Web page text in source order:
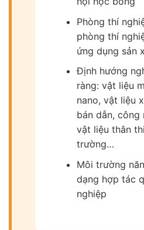
Phòng thí
phòng thí
ứng dụng sản
Định hướng
ràng: vật liệu
nano, vật liệu
bán dẫn, công
vật liệu thân
trường…
Môi trường
dạng hợp tác
nghiệp